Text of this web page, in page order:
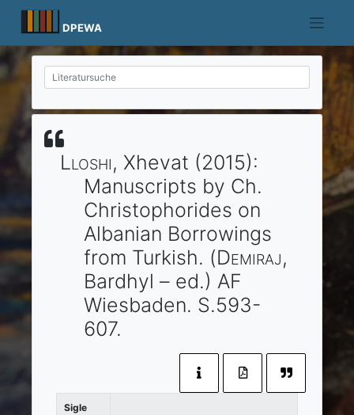
content
DPEWA
Lloshi, Xhevat (2015):
Manuscripts by Ch.
Christophorides on
Albanian Borrowings
from Turkish. (Demiraj,
Bardhyl – ed.) AF
Wiesbaden. S.593-
607.
Sigle